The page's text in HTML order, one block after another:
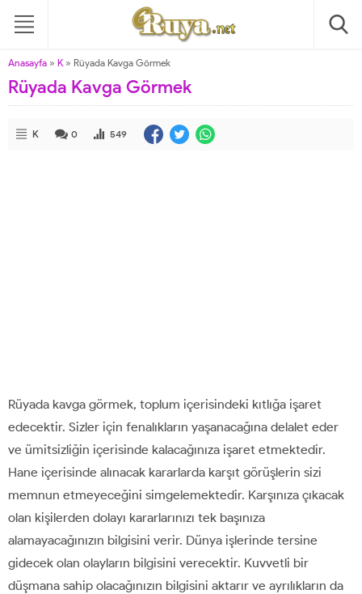
Anasayfa » K » Rüyada Kavga Görmek
Rüyada Kavga Görmek
K 0 549
Rüyada kavga görmek, toplum içerisindeki kıtlığa işaret
edecektir. Sizler için fenalıkların yaşanacağına delalet eder
ve ümitsizliğin içerisinde kalacağınıza işaret etmektedir.
Hane içerisinde alınacak kararlarda karşıt görüşlerin sizi
memnun etmeyeceğini simgelemektedir. Karşınıza çıkacak
olan kişilerden dolayı kararlarınızı tek başınıza
alamayacağınızın bilgisini verir. Dünya işlerinde tersine
gidecek olan olayların bilgisini verecektir. Kuvvetli bir
düşmana sahip olacağınızın bilgisini aktarır ve ayrılıkların da